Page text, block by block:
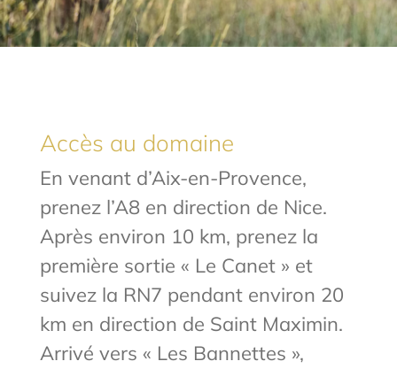
Accès au domaine
En venant d’Aix-en-Provence,
prenez l’A8 en direction de Nice.
Après environ 10 km, prenez la
première sortie « Le Canet » et
suivez la RN7 pendant environ 20
km en direction de Saint Maximin.
Arrivé vers « Les Bannettes »,